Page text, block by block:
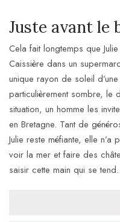
Juste avant le
Cela fait longtemps que
Caissière dans un
unique rayon de soleil
particulièrement sombre, le
situation, un homme les
en Bretagne. Tant de
Julie reste méfiante, elle
voir la mer et faire des
saisir cette main qui se